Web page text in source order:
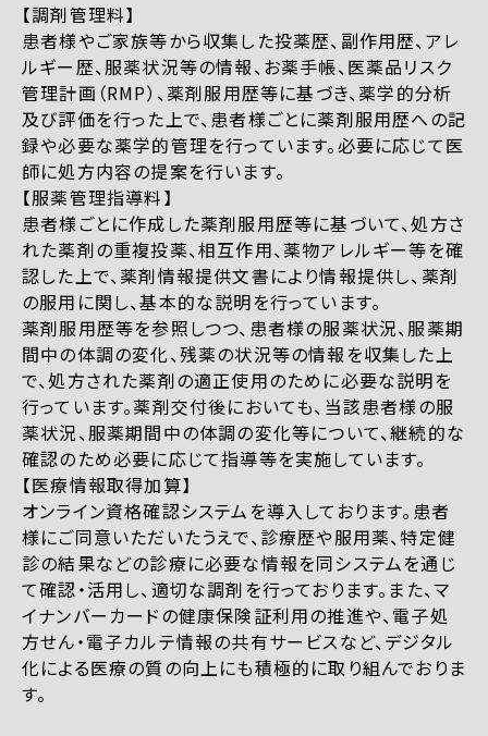
【調剤管理料】
患者様やご家族等から収集した投薬歴、副作用歴、アレ
ルギー歴、服薬状況等の情報、お薬手帳、医薬品リスク
管理計画（RMP）、薬剤服用歴等に基づき、薬学的分析
及び評価を行った上で、患者様ごとに薬剤服用歴への記
録や必要な薬学的管理を行っています。必要に応じて医
師に処方内容の提案を行います。
【服薬管理指導料】
患者様ごとに作成した薬剤服用歴等に基づいて、処方さ
れた薬剤の重複投薬、相互作用、薬物アレルギー等を確
認した上で、薬剤情報提供文書により情報提供し、薬剤
の服用に関し、基本的な説明を行っています。
薬剤服用歴等を参照しつつ、患者様の服薬状況、服薬期
間中の体調の変化、残薬の状況等の情報を収集した上
で、処方された薬剤の適正使用のために必要な説明を
行っています。薬剤交付後においても、当該患者様の服
薬状況、服薬期間中の体調の変化等について、継続的な
確認のため必要に応じて指導等を実施しています。
【医療情報取得加算】
オンライン資格確認システムを導入しております。患者
様にご同意いただいたうえで、診療歴や服用薬、特定健
診の結果などの診療に必要な情報を同システムを通じ
て確認・活用し、適切な調剤を行っております。また、マ
イナンバーカードの健康保険証利用の推進や、電子処
方せん・電子カルテ情報の共有サービスなど、デジタル
化による医療の質の向上にも積極的に取り組んでおりま
す。